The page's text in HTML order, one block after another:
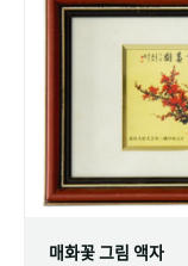
매화꽃 그림 액자